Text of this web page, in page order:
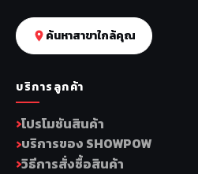
ค้นหาสาขาใกล้คุณ
บริการลูกค้า
โปรโมชันสินค้า
บริการของ SHOWPOW
วิธีการสั่งซื้อสินค้า